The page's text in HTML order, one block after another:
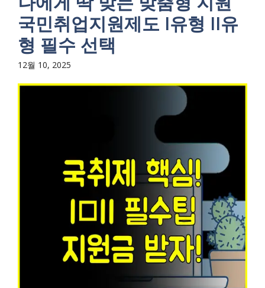
국민취업지원제도 I유형 II유
형 필수 선택
12월 10, 2025